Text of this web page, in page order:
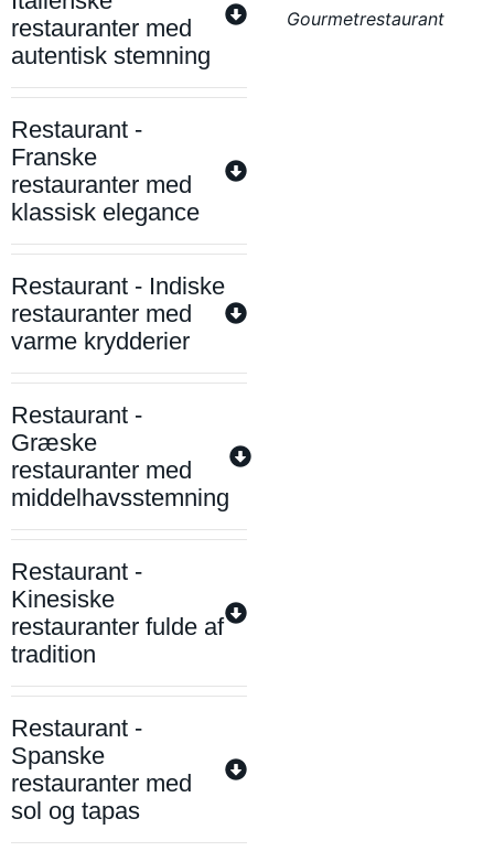
restauranter med
autentisk stemning
Restaurant -
Franske
restauranter med
klassisk elegance
Restaurant - Indiske
restauranter med
varme krydderier
Restaurant -
Græske
restauranter med
middelhavsstemning
Restaurant -
Kinesiske
restauranter fulde af
tradition
Restaurant -
Spanske
restauranter med
sol og tapas
Gourmetrestaurant